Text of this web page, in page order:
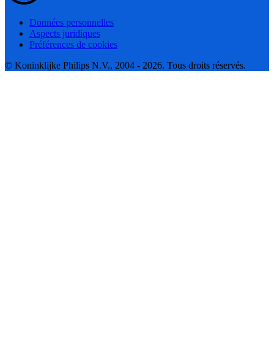
Données personnelles
Aspects juridiques
Préférences de cookies
© Koninklijke Philips N.V., 2004 - 2026. Tous droits réservés.